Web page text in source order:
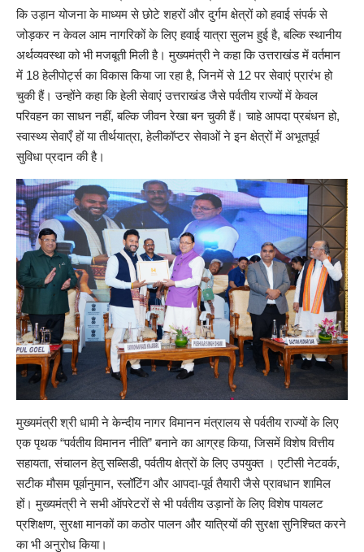
कि उड़ान योजना के माध्यम से छोटे शहरों और दुर्गम क्षेत्रों को हवाई संपर्क से
जोड़कर न केवल आम नागरिकों के लिए हवाई यात्रा सुलभ हुई है, बल्कि स्थानीय
अर्थव्यवस्था को भी मजबूती मिली है। मुख्यमंत्री ने कहा कि उत्तराखंड में वर्तमान
में 18 हेलीपोर्ट्स का विकास किया जा रहा है, जिनमें से 12 पर सेवाएं प्रारंभ हो
चुकी हैं। उन्होंने कहा कि हेली सेवाएं उत्तराखंड जैसे पर्वतीय राज्यों में केवल
परिवहन का साधन नहीं, बल्कि जीवन रेखा बन चुकी हैं। चाहे आपदा प्रबंधन हो,
स्वास्थ्य सेवाएँ हों या तीर्थयात्रा, हेलीकॉप्टर सेवाओं ने इन क्षेत्रों में अभूतपूर्व
सुविधा प्रदान की है।
मुख्यमंत्री श्री धामी ने केन्दीय नागर विमानन मंत्रालय से पर्वतीय राज्यों के लिए
एक पृथक “पर्वतीय विमानन नीति” बनाने का आग्रह किया, जिसमें विशेष वित्तीय
सहायता, संचालन हेतु सब्सिडी, पर्वतीय क्षेत्रों के लिए उपयुक्त । एटीसी नेटवर्क,
सटीक मौसम पूर्वानुमान, स्लॉटिंग और आपदा-पूर्व तैयारी जैसे प्रावधान शामिल
हों। मुख्यमंत्री ने सभी ऑपरेटरों से भी पर्वतीय उड़ानों के लिए विशेष पायलट
प्रशिक्षण, सुरक्षा मानकों का कठोर पालन और यात्रियों की सुरक्षा सुनिश्चित करने
का भी अनुरोध किया।